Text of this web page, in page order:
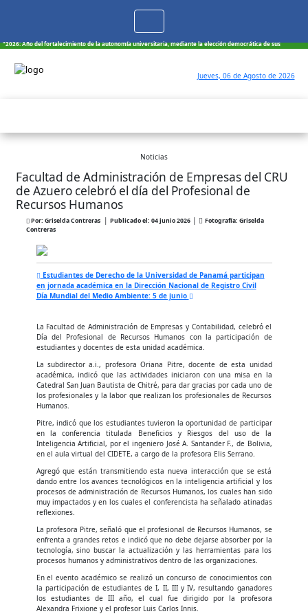
navigation
"2026: Año del fortalecimiento de la autonomía universitaria, mediante la elección democrática de sus
Jueves, 06 de Agosto de 2026
Noticias
Facultad de Administración de Empresas del CRU
de Azuero celebró el día del Profesional de
Recursos Humanos
Por: Griselda Contreras | Publicado el: 04 junio 2026|
Fotografía: Griselda
Contreras
Estudiantes de Derecho de la Universidad de Panamá participan
en jornada académica en la Dirección Nacional de Registro Civil
Día Mundial del Medio Ambiente: 5 de junio
La Facultad de Administración de Empresas y Contabilidad, celebró el
Día del Profesional de Recursos Humanos con la participación de
estudiantes y docentes de esta unidad académica.
La subdirector a.i., profesora Oriana Pitre, docente de esta unidad
académica, indicó que las actividades iniciaron con una misa en la
Catedral San Juan Bautista de Chitré, para dar gracias por cada uno de
los profesionales y la labor que realizan los profesionales de Recursos
Humanos.
Pitre, indicó que los estudiantes tuvieron la oportunidad de participar
en la conferencia titulada Beneficios y Riesgos del uso de la
Inteligencia Artificial, por el ingeniero José A. Santander F., de Bolivia,
en el aula virtual del CIDETE, a cargo de la profesora Elis Serrano.
Agregó que están transmitiendo esta nueva interacción que se está
dando entre los avances tecnológicos en la inteligencia artificial y los
procesos de administración de Recursos Humanos, los cuales han sido
muy impactados y en los cuales el conferencista ha señalado atinadas
reflexiones.
La profesora Pitre, señaló que el profesional de Recursos Humanos, se
enfrenta a grandes retos e indicó que no debe dejarse absorber por la
tecnología, sino buscar la actualización y las herramientas para los
procesos humanos y administrativos dentro de las organizaciones.
En el evento académico se realizó un concurso de conocimientos con
la participación de estudiantes de I, II, III y IV, resultando ganadores
los estudiantes de III año, el cual fue dirigido por la profesora
Alexandra Frixione y el profesor Luis Carlos Innis.